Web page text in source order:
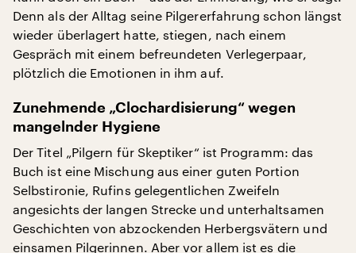
Denn als der Alltag seine Pilgererfahrung schon längst
wieder überlagert hatte, stiegen, nach einem
Gespräch mit einem befreundeten Verlegerpaar,
plötzlich die Emotionen in ihm auf.
Zunehmende „Clochardisierung“ wegen
mangelnder Hygiene
Der Titel „Pilgern für Skeptiker“ ist Programm: das
Buch ist eine Mischung aus einer guten Portion
Selbstironie, Rufins gelegentlichen Zweifeln
angesichts der langen Strecke und unterhaltsamen
Geschichten von abzockenden Herbergsvätern und
einsamen Pilgerinnen. Aber vor allem ist es die